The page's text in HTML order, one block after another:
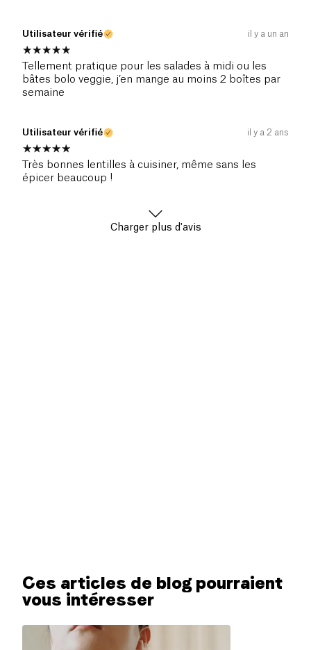
Utilisateur vérifié il y a un an
Tellement pratique pour les salades à midi ou les
bâtes bolo veggie, j’en mange au moins 2 boîtes par
semaine
Utilisateur vérifié il y a 2 ans
Très bonnes lentilles à cuisiner, même sans les
épicer beaucoup !
Charger plus d'avis
Ces articles de blog pourraient
vous intéresser